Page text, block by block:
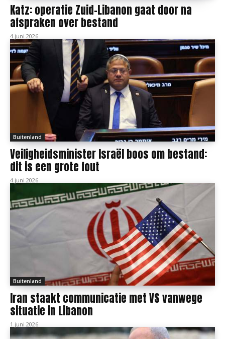
Katz: operatie Zuid-Libanon gaat door na
afspraken over bestand
4 juni 2026
Buitenland
Veiligheidsminister Israël boos om bestand:
dit is een grote fout
4 juni 2026
Buitenland
Iran staakt communicatie met VS vanwege
situatie in Libanon
1 juni 2026